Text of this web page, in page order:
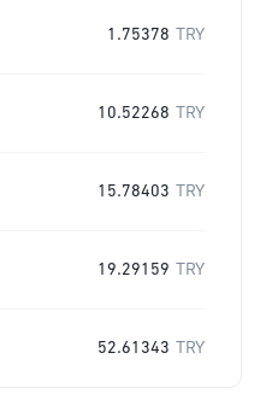
1.75378 TRY
10.52268 TRY
15.78403 TRY
19.29159 TRY
52.61343 TRY